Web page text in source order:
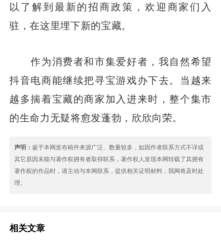
以了解到最新的招商政策，欢迎商家们入
驻，在这里埋下新的宝藏。
作为消费者和市集爱好者，我自然希望
抖音电商能继续把寻宝游戏办下去。当越来
越多揣着宝藏的商家加入进来时，整个集市
的生命力无疑将愈发蓬勃，欣欣向荣。
声明：鉴于本网发布稿件来源广泛、数量较多，如因作者联系方式不详或
其它原因未能与著作权拥有者取得联系，著作权人发现本网转载了其拥有
著作权的作品时，请主动与本网联系，提供相关证明材料，我网将及时处
理。
相关文章